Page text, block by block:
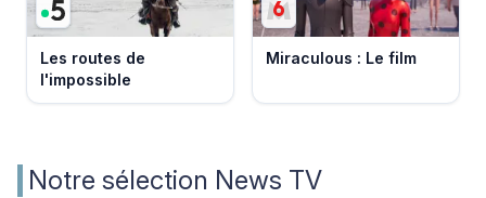
Les routes de
l'impossible
Miraculous : Le film
Notre sélection News TV